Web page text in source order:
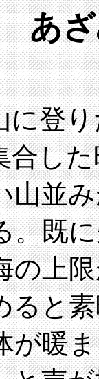
あ
登り
合し
山並
。既
の上
と素
が暖